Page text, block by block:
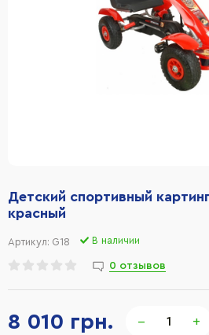
8 010 грн. − +
Детский спортивный
красный
Артикул: G18 В наличии
0 отзывов